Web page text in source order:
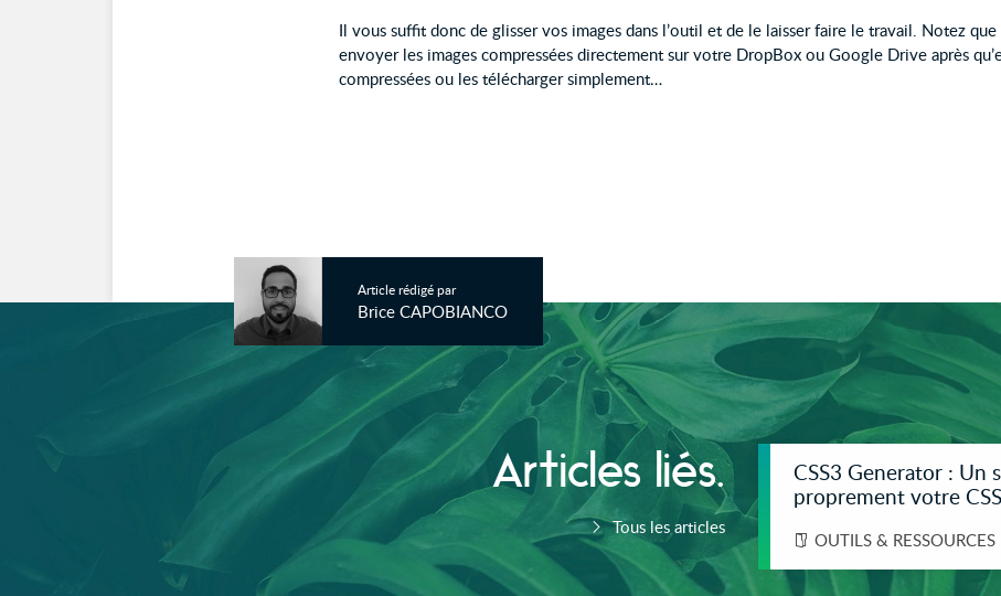
Il vous suffit donc de glisser vos images dans l’outil et de le laisser faire le travail. Notez
envoyer les images compressées directement sur votre DropBox ou Google Drive après
compressées ou les télécharger simplement…
Article rédigé par
Brice CAPOBIANCO
Articles liés.
Tous les articles
CSS3 Generator :
proprement votre
OUTILS & RESSOURCES